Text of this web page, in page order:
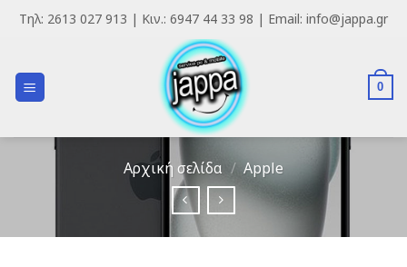
SkipΤηλ: 2613 027 913 | Κιν.: 6947 44 33 98 | Email: info@jappa.gr
0
Αρχική σελίδα / Apple